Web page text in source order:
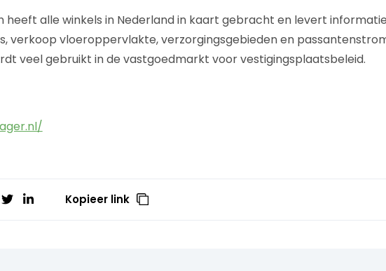
heeft alle winkels in Nederland in kaart gebracht en levert
verkoop vloeroppervlakte, verzorgingsgebieden en
veel gebruikt in de vastgoedmarkt voor vestigingsplaatsbeleid.
Kopieer link